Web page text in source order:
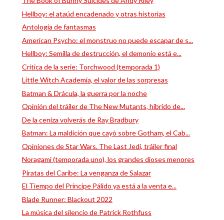
Hellboy: el ataúd encadenado y otras historias
Antología de fantasmas
American Psycho: el monstruo no puede escapar de s...
Hellboy: Semilla de destrucción, el demonio está e...
Crítica de la serie: Torchwood (temporada 1)
Little Witch Academia, el valor de las sorpresas
Batman & Drácula, la guerra por la noche
Opinión del tráiler de The New Mutants, híbrido de...
De la ceniza volverás de Ray Bradbury
Batman: La maldición que cayó sobre Gotham, el Cab...
Opiniones de Star Wars. The Last Jedi, tráiler final
Noragami (temporada uno), los grandes dioses menores
Piratas del Caribe: La venganza de Salazar
El Tiempo del Príncipe Pálido ya está a la venta e...
Blade Runner: Blackout 2022
La música del silencio de Patrick Rothfuss